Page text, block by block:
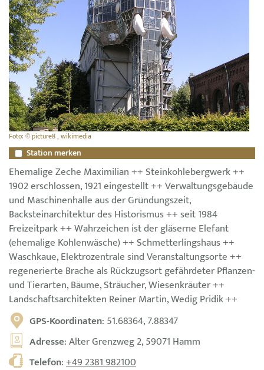
Foto: © picture8 , wikimedia
Station merken
Ehemalige Zeche Maximilian ++ Steinkohlebergwerk ++
1902 erschlossen, 1921 eingestellt ++ Verwaltungsgebäude
und Maschinenhalle aus der Gründungszeit,
Backsteinarchitektur des Historismus ++ seit 1984
Freizeitpark ++ Wahrzeichen ist der gläserne Elefant
(ehemalige Kohlenwäsche) ++ Schmetterlingshaus ++
Waschkaue, Elektrozentrale sind Veranstaltungsorte ++
regenerierte Brache als Rückzugsort gefährdeter Pflanzen-
und Tierarten, Bäume, Sträucher, Wiesenkräuter ++
Landschaftsarchitekten Reiner Martin, Wedig Pridik ++
GPS-Koordinaten: 51.68364, 7.88347
Adresse: Alter Grenzweg 2, 59071 Hamm
Telefon:+49 2381 982100